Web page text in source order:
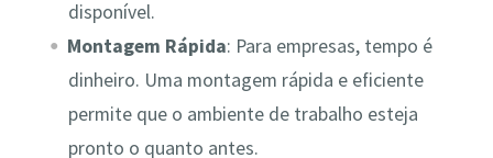
disponível.
Montagem Rápida: Para empresas, tempo é
dinheiro. Uma montagem rápida e eficiente
permite que o ambiente de trabalho esteja
pronto o quanto antes.